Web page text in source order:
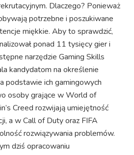
Dlaczego? Ponieważ
potrzebne i poszukiwane
miękkie. Aby to sprawdzić,
ponad 11 tysięcy gier i
narzędzie Gaming Skills
kandydatom na określenie
podstawie ich gamingowych
osoby grające w World of
Creed rozwijają umiejętność
a w Call of Duty oraz FIFA
rozwiązywania problemów.
dziś opracowaniu